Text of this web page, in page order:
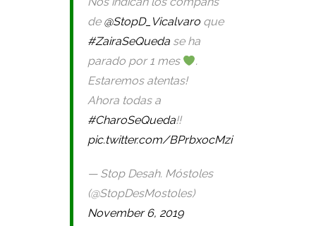
de @StopD_Vicalvaro que
#ZairaSeQueda se ha
parado por 1 mes
.
Estaremos atentas!
Ahora todas a
#CharoSeQueda!!
pic.twitter.com/BPrbxocMzi
— Stop Desah. Móstoles
(@StopDesMostoles)
November 6, 2019